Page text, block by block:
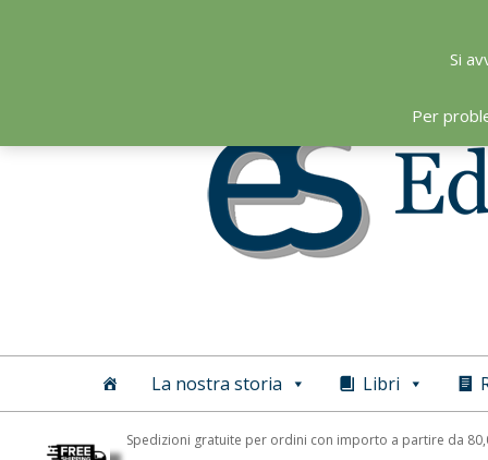
Si
Per
Editoriale
Scientifica
La nostra storia Libri
Spedizioni gratuite per ordini con importo a partire da